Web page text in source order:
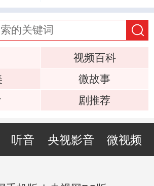
视频百科
微故事
剧推荐
听音 央视影音 微视频